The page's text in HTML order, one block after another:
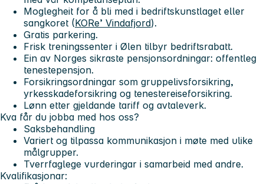
Moglegheit for å bli med i bedriftskunstlaget eller
sangkoret (KORe’ Vindafjord).
Gratis parkering.
Frisk treningssenter i Ølen tilbyr bedriftsrabatt.
Ein av Norges sikraste pensjonsordningar: offentleg
tenestepensjon.
Forsikringsordningar som gruppelivsforsikring,
yrkesskadeforsikring og tenestereiseforsikring.
Lønn etter gjeldande tariff og avtaleverk.
Kva får du jobba med hos oss?
Saksbehandling
Variert og tilpassa kommunikasjon i møte med ulike
målgrupper.
Tverrfaglege vurderingar i samarbeid med andre.
Kvalifikasjonar: